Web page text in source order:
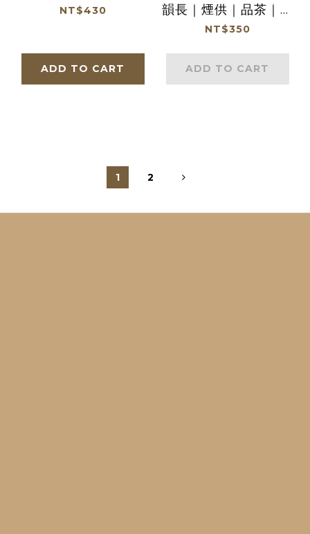
NT$430
ADD TO CART
韻長｜煙供｜品茶｜居
家｜冥想｜敬神禮佛
NT$350
ADD TO CART
1 2